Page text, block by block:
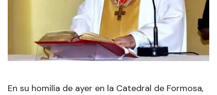
En su homilía de ayer en la Catedral de Formosa,